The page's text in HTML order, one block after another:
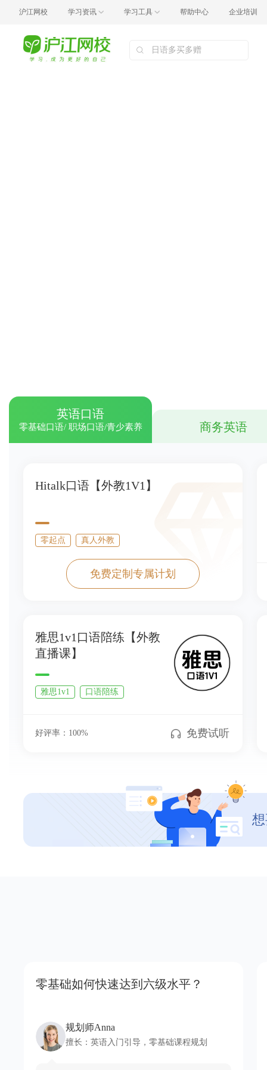
沪江网校 学习资讯 学习工具 帮助中心 企业培训
英语口语
零基础口语/ 职场口语/青少素养 商务英语
Hitalk口语【外教1V1】
零起点 真人外教
免费定制专属计划
雅思1v1口语陪练【外教
直播课】
雅思1v1 口语陪练
好评率： 100% 免费试听
零基础如何快速达到六级水平？
规划师Anna
擅长： 英语入门引导，零基础课程规划